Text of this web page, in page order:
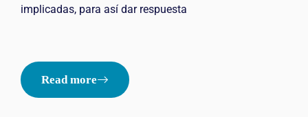
implicadas, para así dar respuesta
Read more